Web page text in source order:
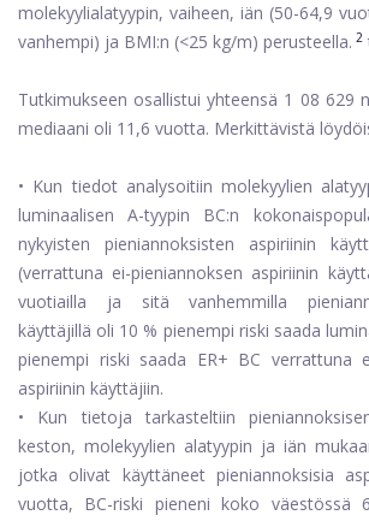
molekyylialatyypin, vaiheen, iän (50-64,9
vanhempi) ja BMI:n (<25 kg/m) perusteella. 2
Tutkimukseen osallistui yhteensä 1 08 629
mediaani oli 11,6 vuotta. Merkittävistä
• Kun tiedot analysoitiin molekyylien
luminaalisen A-tyypin BC:n
nykyisten pieniannoksisten aspiriinin
(verrattuna ei-pieniannoksen aspiriinin
vuotiailla ja sitä vanhemmilla
käyttäjillä oli 10 % pienempi riski saada
pienempi riski saada ER+ BC verrattuna
aspiriinin käyttäjiin.
• Kun tietoja tarkasteltiin
keston, molekyylien alatyypin ja iän
jotka olivat käyttäneet pieniannoksisia
vuotta, BC-riski pieneni koko